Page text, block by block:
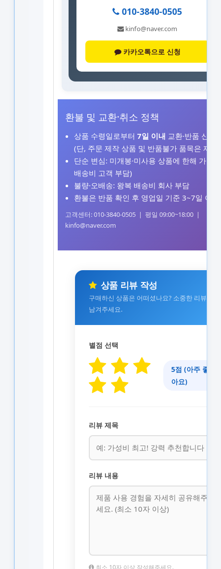
010-3840-0505
kinfo@naver.com
카카오톡으로 신청
환불 및 교환·취소 정책
상품 수령일로부터 7일 이내 교환·반품 신청
(단, 주문 제작 상품 및 반품불가 품목은 제외)
단순 변심: 미개봉·미사용 상품에 한해 가능 (
배송비 고객 부담)
불량·오배송: 왕복 배송비 회사 부담
환불은 반품 확인 후 영업일 기준 3~7일 이
고객센터: 010-3840-0505 | 평일 09:00~18:00 |
kinfo@naver.com
상품 리뷰 작성
구매하신 상품은 어떠셨나요? 소중한 리뷰를
남겨주세요.
별점 선택
5점 (아주 좋
아요)
리뷰 제목
리뷰 내용
최소 10자 이상 작성해주세요.